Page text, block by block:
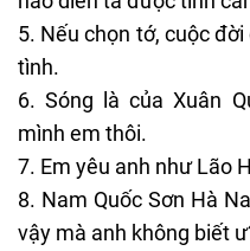
Nếu chọn tớ, cuộc
tình.
Sóng là của Xuân
mình em thôi.
Em yêu anh như Lão
Nam Quốc Sơn Hà
vậy mà anh không biết